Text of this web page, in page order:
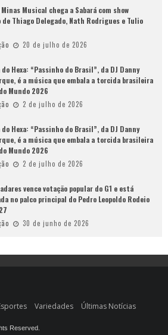
Musical chega a Sabará com show
Thiago Delegado, Nath Rodrigues e Tulio
20 de julho de 2026
Hexa: “Passinho do Brasil”, da DJ Danny
é a música que embala a torcida brasileira
Mundo 2026
2 de julho de 2026
Hexa: “Passinho do Brasil”, da DJ Danny
é a música que embala a torcida brasileira
Mundo 2026
2 de julho de 2026
vence votação popular do G1 e está
no palco principal do Pedro Leopoldo Rodeio
30 de junho de 2026
Variedades Últimas Notícias
Reserved.